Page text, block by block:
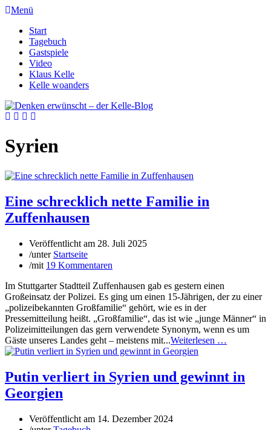
Menü
Start
Tagebuch
Gastspiele
Video
Klaus Kelle
Kelle woanders
Syrien
Eine schrecklich nette Familie in
Zuffenhausen
Veröffentlicht am 28. Juli 2025
/unter Startseite
/mit 19 Kommentaren
Im Stuttgarter Stadtteil Zuffenhausen gab es gestern einen
Großeinsatz der Polizei. Es ging um einen 15-Jährigen, der zu einer
„polizeibekannten Großfamilie“ gehört, wie es in der
Pressemitteilung heißt. „Großfamilie“, das ist wie „junge Männer“ in
Polizeimitteilungen das gern verwendete Synonym, wenn es um
Gäste unseres Landes geht – meistens mit...Weiterlesen …
Putin verliert in Syrien und gewinnt in
Georgien
Veröffentlicht am 14. Dezember 2024